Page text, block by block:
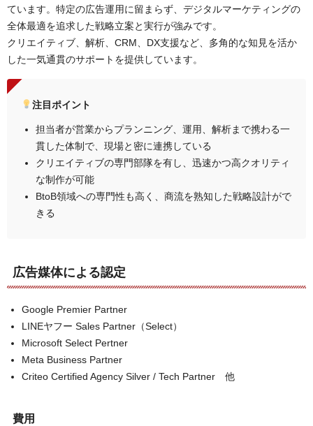
ています。特定の広告運用に留まらず、デジタルマーケティングの
全体最適を追求した戦略立案と実行が強みです。
クリエイティブ、解析、CRM、DX支援など、多角的な知見を活か
した一気通貫のサポートを提供しています。
注目ポイント
担当者が営業からプランニング、運用、解析まで携わる一
貫した体制で、現場と密に連携している
クリエイティブの専門部隊を有し、迅速かつ高クオリティ
な制作が可能
BtoB領域への専門性も高く、商流を熟知した戦略設計がで
きる
広告媒体による認定
Google Premier Partner
LINEヤフー Sales Partner（Select）
Microsoft Select Pertner
Meta Business Partner
Criteo Certified Agency Silver / Tech Partner 他
費用